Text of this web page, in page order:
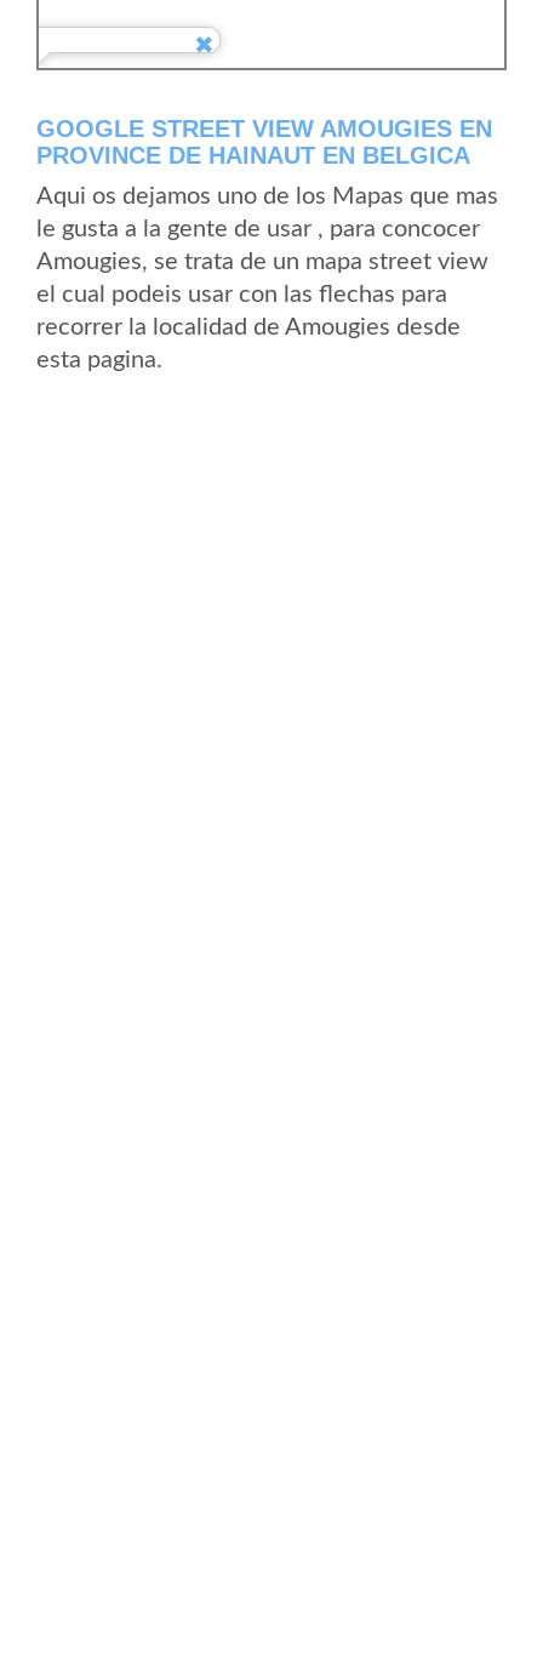
GOOGLE STREET VIEW AMOUGIES EN
PROVINCE DE HAINAUT EN BELGICA
Aqui os dejamos uno de los Mapas que mas
le gusta a la gente de usar , para concocer
Amougies, se trata de un mapa street view
el cual podeis usar con las flechas para
recorrer la localidad de Amougies desde
esta pagina.